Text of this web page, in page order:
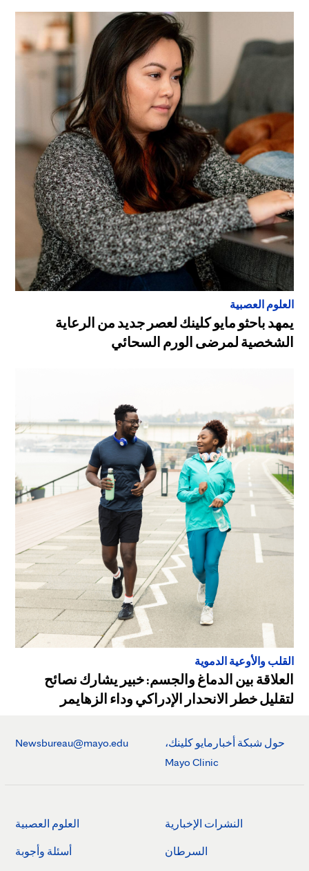
العلوم العصبية
يمهد باحثو مايو كلينك لعصر جديد من الرعاية
الشخصية لمرضى الورم السحائي
القلب والأوعية الدموية
العلاقة بين الدماغ والجسم: خبير يشارك نصائح
لتقليل خطر الانحدار الإدراكي وداء الزهايمر
حول شبكة أخبارمايو كلينك،
Mayo Clinic
Newsbureau@mayo.edu
النشرات الإخبارية
السرطان
العلوم العصبية
أسئلة وأجوبة